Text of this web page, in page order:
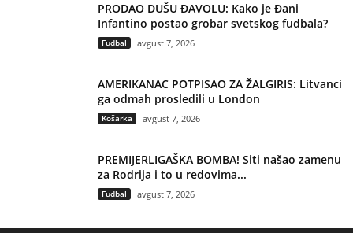
PRODAO DUŠU ĐAVOLU: Kako je Đani
Infantino postao grobar svetskog fudbala?
Fudbal avgust 7, 2026
AMERIKANAC POTPISAO ZA ŽALGIRIS: Litvanci
ga odmah prosledili u London
Košarka avgust 7, 2026
PREMIJERLIGAŠKA BOMBA! Siti našao zamenu
za Rodrija i to u redovima...
Fudbal avgust 7, 2026